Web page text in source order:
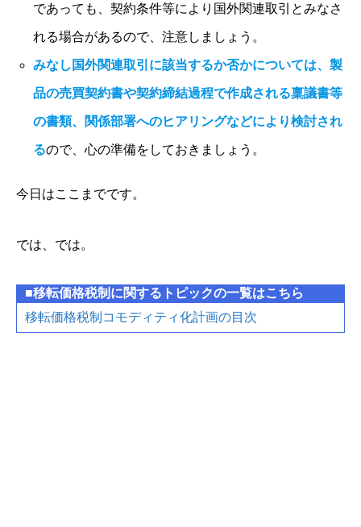
であっても、契約条件等により国外関連取引とみなさ
れる場合があるので、注意しましょう。
みなし国外関連取引に該当するか否かについては、製
品の売買契約書や契約締結過程で作成される稟議書等
の書類、関係部署へのヒアリングなどにより検討され
るので、心の準備をしておきましょう。
今日はここまでです。
では、では。
■移転価格税制に関するトピックの一覧はこちら
移転価格税制コモディティ化計画の目次